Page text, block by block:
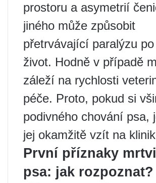
prostoru a asymetrií
jiného může způsobit
přetrvávající paralýzu
život. Hodně v případě
záleží na rychlosti
péče. Proto, pokud si
podivného chování psa,
jej okamžitě vzít na
První příznaky
psa: jak rozpoznat?